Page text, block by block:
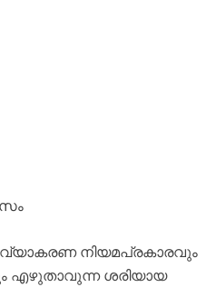
നിയമപ്രകാരവും
എഴുതാവുന്ന ശരിയായ